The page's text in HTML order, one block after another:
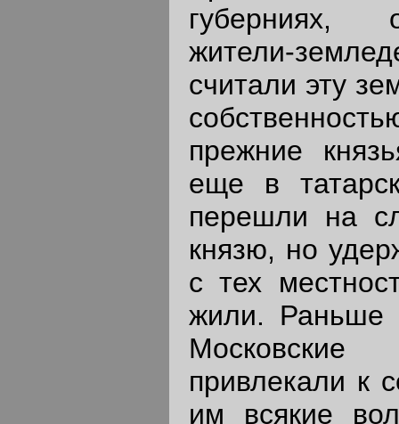
губерниях,
жители-
считали эту
прежние
еще в
перешли на
князю, но
с тех
жили. Раньше
Московские
привлекали к
им всякие